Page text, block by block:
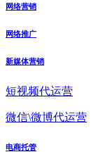
网络营销
网络推广
新媒体营销
短视频代运营
微信\微博代运营
电商托管